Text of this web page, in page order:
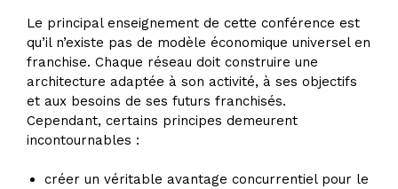
Le principal enseignement de cette conférence est
qu’il n’existe pas de modèle économique universel en
franchise. Chaque réseau doit construire une
architecture adaptée à son activité, à ses objectifs
et aux besoins de ses futurs franchisés.
Cependant, certains principes demeurent
incontournables :
créer un véritable avantage concurrentiel pour le